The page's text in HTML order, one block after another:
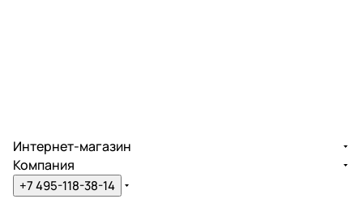
Интернет-магазин
Компания
+7 495-118-38-14